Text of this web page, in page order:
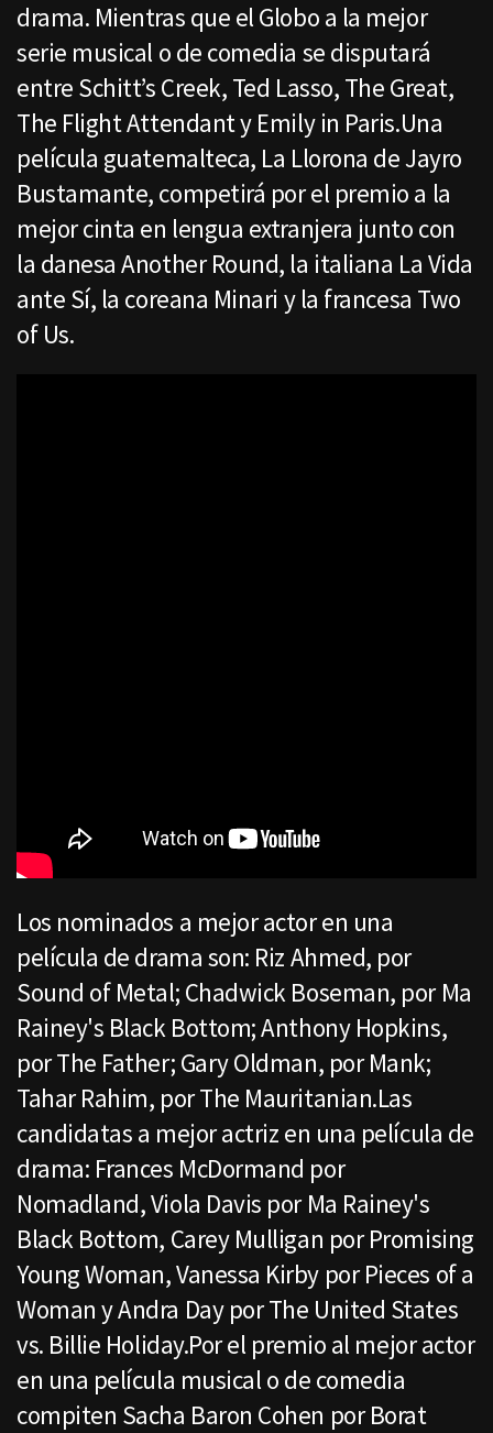
drama. Mientras que el Globo a la mejor
serie musical o de comedia se disputará
entre Schitt’s Creek, Ted Lasso, The Great,
The Flight Attendant y Emily in Paris.Una
película guatemalteca, La Llorona de Jayro
Bustamante, competirá por el premio a la
mejor cinta en lengua extranjera junto con
la danesa Another Round, la italiana La Vida
ante Sí, la coreana Minari y la francesa Two
of Us.
Los nominados a mejor actor en una
película de drama son: Riz Ahmed, por
Sound of Metal; Chadwick Boseman, por Ma
Rainey's Black Bottom; Anthony Hopkins,
por The Father; Gary Oldman, por Mank;
Tahar Rahim, por The Mauritanian.Las
candidatas a mejor actriz en una película de
drama: Frances McDormand por
Nomadland, Viola Davis por Ma Rainey's
Black Bottom, Carey Mulligan por Promising
Young Woman, Vanessa Kirby por Pieces of a
Woman y Andra Day por The United States
vs. Billie Holiday.Por el premio al mejor actor
en una película musical o de comedia
compiten Sacha Baron Cohen por Borat